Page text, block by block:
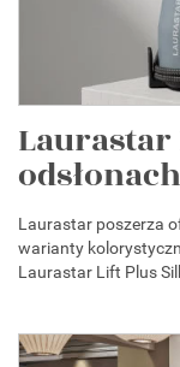
Laurastar poszerza
warianty
Laurastar Lift Plus